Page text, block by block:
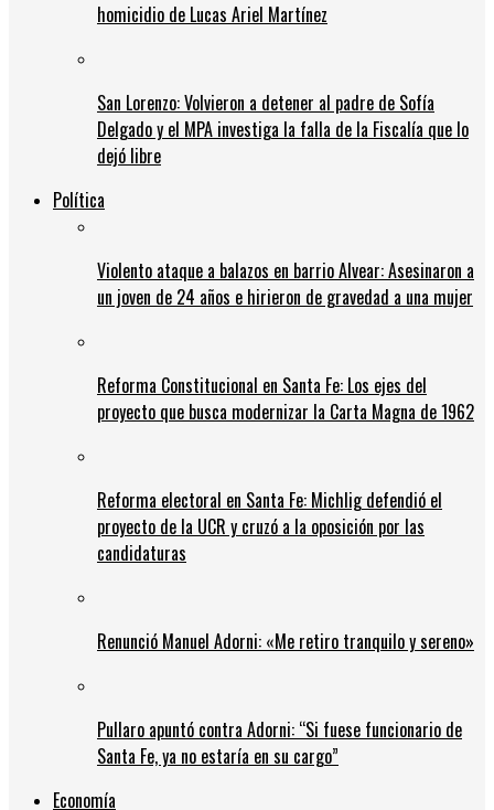
homicidio de Lucas Ariel Martínez
San Lorenzo: Volvieron a detener al padre de Sofía
Delgado y el MPA investiga la falla de la Fiscalía que lo
dejó libre
Política
Violento ataque a balazos en barrio Alvear: Asesinaron a
un joven de 24 años e hirieron de gravedad a una mujer
Reforma Constitucional en Santa Fe: Los ejes del
proyecto que busca modernizar la Carta Magna de 1962
Reforma electoral en Santa Fe: Michlig defendió el
proyecto de la UCR y cruzó a la oposición por las
candidaturas
Renunció Manuel Adorni: «Me retiro tranquilo y sereno»
Pullaro apuntó contra Adorni: “Si fuese funcionario de
Santa Fe, ya no estaría en su cargo”
Economía